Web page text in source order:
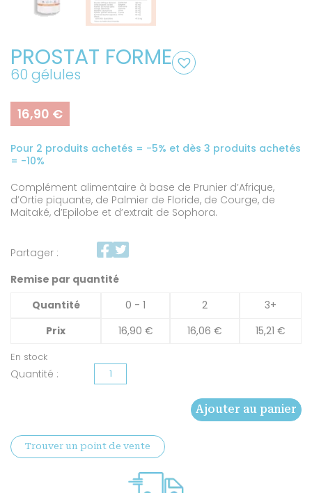
PROSTAT FORME
60 gélules
16,90 €
Pour 2 produits achetés = -5% et dès 3 produits achetés
= -10%
Complément alimentaire à base de Prunier d’Afrique,
d’Ortie piquante, de Palmier de Floride, de Courge, de
Maitaké, d’Epilobe et d’extrait de Sophora.
Partager :
Remise par quantité
Quantité
0 - 1 2
3+
Prix
16,90 € 16,06 € 15,21 €
En stock
quantité
FORME
Ajouter au panier
Trouver un point de vente